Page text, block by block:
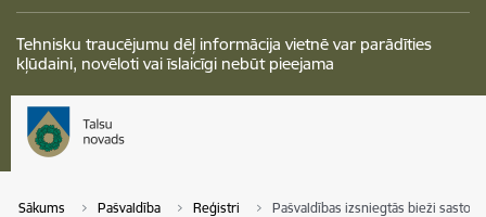
Tehnisku traucējumu dēļ informācija vietnē var parādīties
kļūdaini, novēloti vai īslaicīgi nebūt pieejama
Sākums Pašvaldība Reģistri Pašvaldības izsniegtās bieži